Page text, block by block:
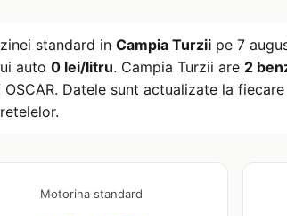
standard in Campia Turzii pe 7
auto 0 lei/litru. Campia Turzii are 2
Datele sunt actualizate la
Motorina standard